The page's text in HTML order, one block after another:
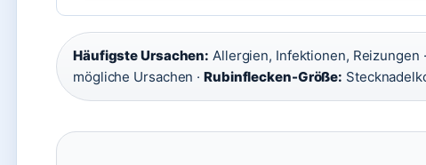
Häufigste Ursachen: Allergien, Infektionen, Reizungen
mögliche Ursachen · Rubinflecken-Größe: